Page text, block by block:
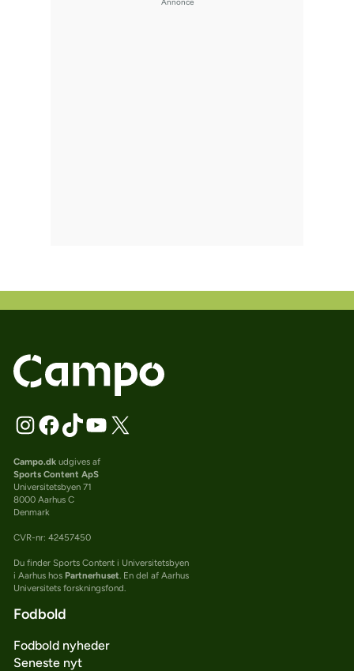
Campo.dkudgives af
Sports Content ApS
Universitetsbyen 71
8000 Aarhus C
Denmark
CVR-nr: 42457450
Du finder Sports Content i Universitetsbyen
i Aarhus hos Partnerhuset. En del af Aarhus
Universitets forskningsfond.
Fodbold
Fodbold nyheder
Seneste nyt